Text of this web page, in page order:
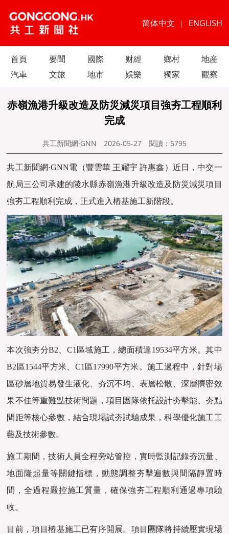
简体中文 | ENGLISH
首頁 要聞 國際 财經 鄉村
地産
汽車
文旅 地市 娛樂 獨家 觀察
赤嶺漁港升級改造及防災減災項目強夯工程順利
完成
共工新聞網·GNN 2026-05-27 閱讀： 5795
共工新聞網·GNN電（豐雲華 王耀宇 許惠鑫）近日，中交一
航局三公司承建的陵水縣赤嶺漁港升級改造及防災減災項目
強夯工程順利完成，正式進入樁基施工新階段。
本次強夯分B2、C1區域施工，總面積達19534平方米。其中
B2區1544平方米、C1區17990平方米。施工過程中，針對場
區砂層地質易發生液化、夯沉不均、表層松散、深層擠密效
果不佳等重難點技術問題，項目團隊依托設計夯擊能、夯點
間距等核心參數，結合現場試夯試驗成果，科學優化施工工
藝及技術參數。
施工期間，技術人員全程旁站管控，實時監測記錄夯沉量、
地面隆起量等關鍵指標，動態調整夯擊遍數與間隔靜置時
間，全過程嚴控施工質量，確保強夯工程順利通過專項驗
收。
目前，項目樁基施工已有序開展。項目團隊將持續壓實現場